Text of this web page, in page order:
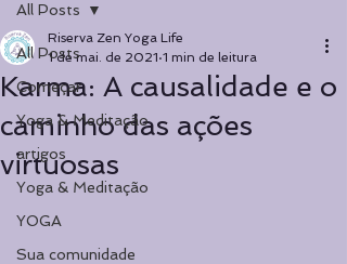
All Posts
Começar
Yoga & Meditação
artigos
Yoga & Meditação
YOGA
Sua comunidade
All Posts
Karma: A causalidade e o
caminho das ações
virtuosas
Riserva Zen Yoga Life
1 de mai. de 2021 1 min de leitura